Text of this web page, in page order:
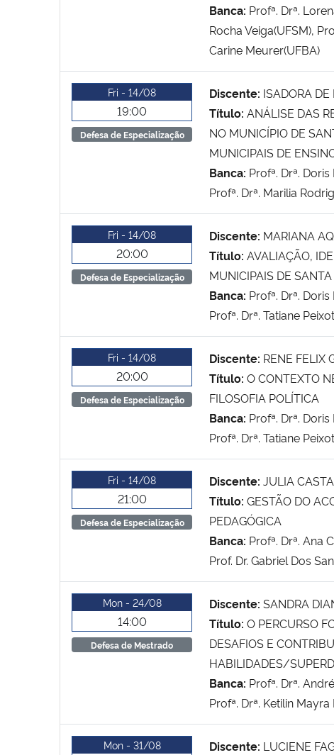
Banca: Profª. Drª.
Rocha Veiga(UFSM),
Carine Meurer(UFBA)
Fri - 14/08
19:00
Defesa de Especialização
Discente: ISADORA
Título:ANÁLISE DAS
NO MUNICÍPIO DE
MUNICIPAIS DE
Banca: Profª. Drª.
Profª. Drª. Marilia
Fri - 14/08
20:00
Defesa de Especialização
Discente: MARIANA
Título:AVALIAÇÃO,
MUNICIPAIS DE
Banca: Profª. Drª.
Profª. Drª. Tatiane
Fri - 14/08
20:00
Defesa de Especialização
Discente: RENE FELIX
Título:O CONTEXTO
FILOSOFIA POLÍTICA
Banca: Profª. Drª.
Profª. Drª. Tatiane
Fri - 14/08
21:00
Defesa de Especialização
Discente:JULIA
Título:GESTÃO DO
PEDAGÓGICA
Banca: Profª. Drª. Ana
Prof. Dr. Gabriel Dos
Mon - 24/08
14:00
Defesa de Mestrado
Discente:SANDRA
Título:O PERCURSO
DESAFIOS E
HABILIDADES/
Banca: Profª. Drª.
Profª. Drª. Ketilin
Mon - 31/08 Discente: LUCIENE